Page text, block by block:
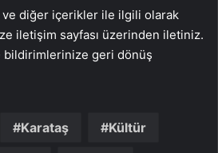
ve diğer içerikler ile ilgili olarak
iletişim sayfası üzerinden iletiniz.
bildirimlerinize geri dönüş
Karataş Kültür